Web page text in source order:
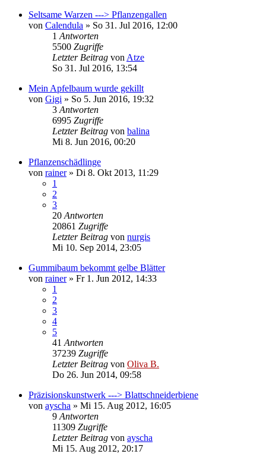
Seltsame Warzen ---> Pflanzengallen
von Calendula » So 31. Jul 2016, 12:00
1 Antworten
5500 Zugriffe
Letzter Beitrag von Atze
So 31. Jul 2016, 13:54
Mein Apfelbaum wurde gekillt
von Gigi » So 5. Jun 2016, 19:32
3 Antworten
6995 Zugriffe
Letzter Beitrag von balina
Mi 8. Jun 2016, 00:20
Pflanzenschädlinge
von rainer» Di 8. Okt 2013, 11:29
1
2
3
20 Antworten
20861 Zugriffe
Letzter Beitrag von nurgis
Mi 10. Sep 2014, 23:05
Gummibaum bekommt gelbe Blätter
von rainer» Fr 1. Jun 2012, 14:33
1
2
3
4
5
41 Antworten
37239 Zugriffe
Letzter Beitrag von Oliva B.
Do 26. Jun 2014, 09:58
Präzisionskunstwerk ---> Blattschneiderbiene
von ayscha » Mi 15. Aug 2012, 16:05
9 Antworten
11309 Zugriffe
Letzter Beitrag von ayscha
Mi 15. Aug 2012, 20:17